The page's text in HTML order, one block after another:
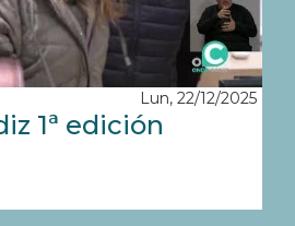
Lun, 22/12/2025
1ª edición